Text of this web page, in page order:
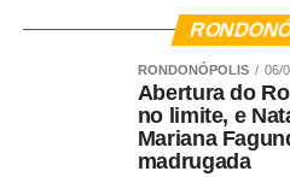
RONDONÓPOLIS 06/
Abertura do
no limite, e
Mariana
madrugada